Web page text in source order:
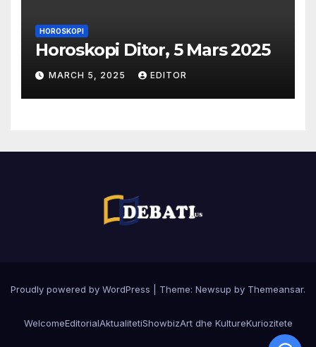
HOROSKOPI
Horoskopi Ditor, 5 Mars 2025
MARCH 5, 2025 EDITOR
Proudly powered by WordPress Theme: Newsup by Themeansar.
WelcomeEditorialAktualitetiShowbizArt dhe KultureKuriozitete